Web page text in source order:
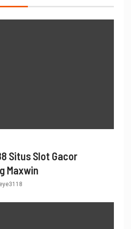
Situs Slot Gacor
Maxwin